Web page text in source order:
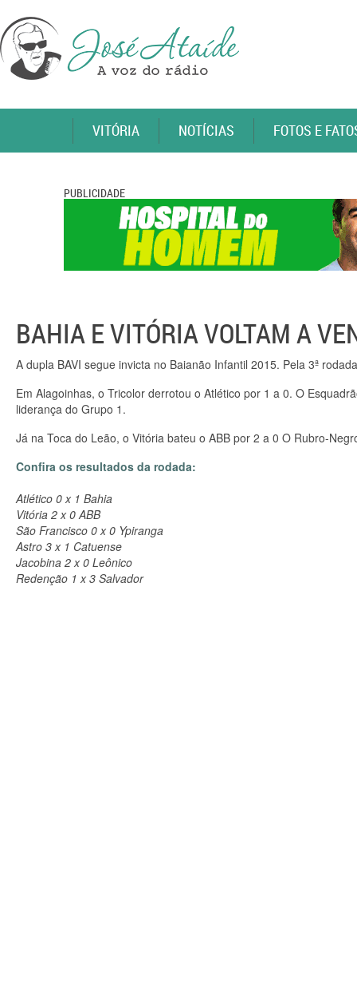
VITÓRIA NOTÍCIAS FOTOS E
PUBLICIDADE
BAHIA E VITÓRIA VOLTAM A
A dupla BAVI segue invicta no Baianão Infantil 2015. Pela 3ª
Em Alagoinhas, o Tricolor derrotou o Atlético por 1 a 0. O
liderança do Grupo 1.
Já na Toca do Leão, o Vitória bateu o ABB por 2 a 0 O Rubro-
Confira os resultados da rodada:
Atlético 0 x 1 Bahia
Vitória 2 x 0 ABB
São Francisco 0 x 0 Ypiranga
Astro 3 x 1 Catuense
Jacobina 2 x 0 Leônico
Redenção 1 x 3 Salvador